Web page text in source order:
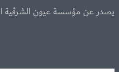
يصدر عن مؤسسة عيون الشرقية